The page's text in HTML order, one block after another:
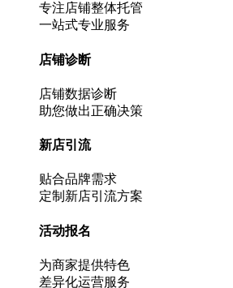
专注店铺整体托管
一站式专业服务
店铺诊断
店铺数据诊断
助您做出正确决策
新店引流
贴合品牌需求
定制新店引流方案
活动报名
为商家提供特色
差异化运营服务